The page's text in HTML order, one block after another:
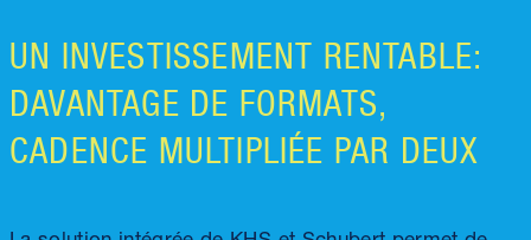
UN INVESTISSEMENT RENTABLE:
DAVANTAGE DE FORMATS,
CADENCE MULTIPLIÉE PAR DEUX